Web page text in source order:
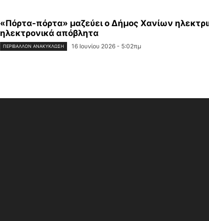
«Πόρτα-πόρτα» μαζεύει ο Δήμος Χανίων
ηλεκτρονικά απόβλητα
ΠΕΡΙΒΆΛΛΟΝ ΑΝΑΚΎΚΛΩΣΗ 16 Ιουνίου 2026 - 5:02πμ